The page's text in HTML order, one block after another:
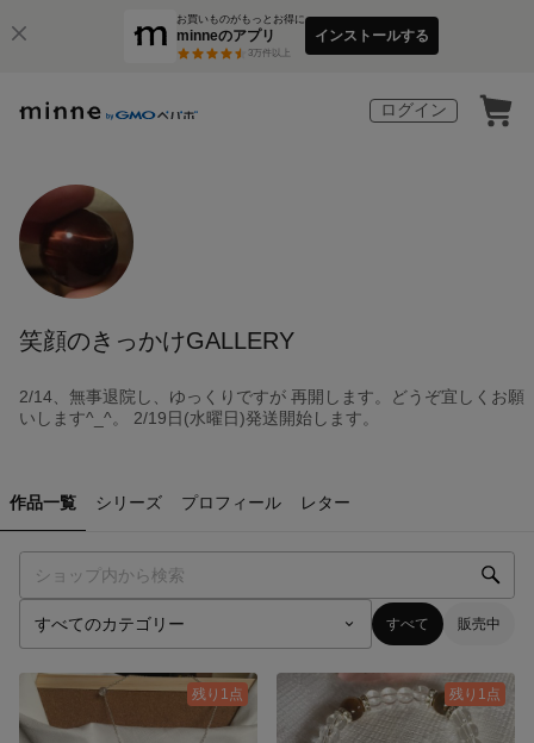
お買いものがもっとお得に
minneのアプリ
3万件以上
インストールする
ログイン
笑顔のきっかけGALLERY
2/14、無事退院し、ゆっくりですが 再開します。どうぞ宜しくお願
いします^_^。 2/19日(水曜日)発送開始します。
作品一覧 シリーズ プロフィール レター
すべて 販売中
残り1点 残り1点